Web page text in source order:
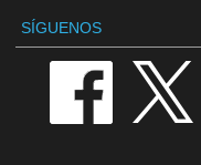
SÍGUENOS